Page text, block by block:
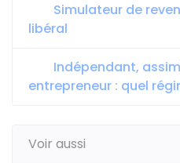
Simulateur de
libéral
Indépendant,
entrepreneur : quel
Voir aussi